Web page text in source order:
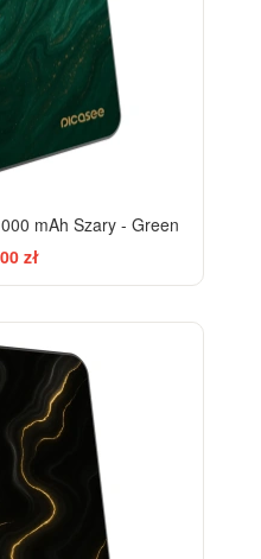
mAh Szary - Green
zł